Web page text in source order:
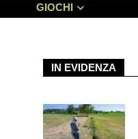
GIOCHI
IN EVIDENZA